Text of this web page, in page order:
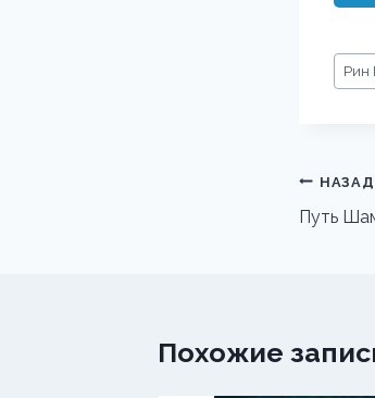
Рин
по
НАЗАД
Путь
Похожие